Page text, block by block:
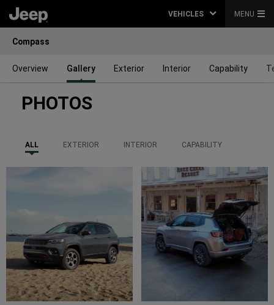
VEHICLES MENU
Compass
Overview Gallery Exterior Interior Capability
PHOTOS
ALL EXTERIOR INTERIOR CAPABILITY